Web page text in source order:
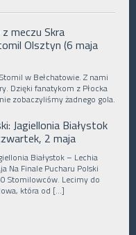
meczu Skra
Olsztyn (6 maja
w Bełchatowie. Z nami
Dzięki fanatykom z Płocka
zobaczyliśmy żadnego gola.
Jagiellonia Białystok
2 maja
Białystok – Lechia
Na Finale Pucharu Polski
Stomilowców. Lecimy do
która od […]